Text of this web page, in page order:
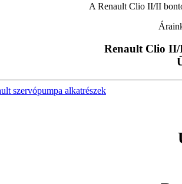
A Renault Clio II/II
Renault Clio II/
szervópumpa alkatrészek